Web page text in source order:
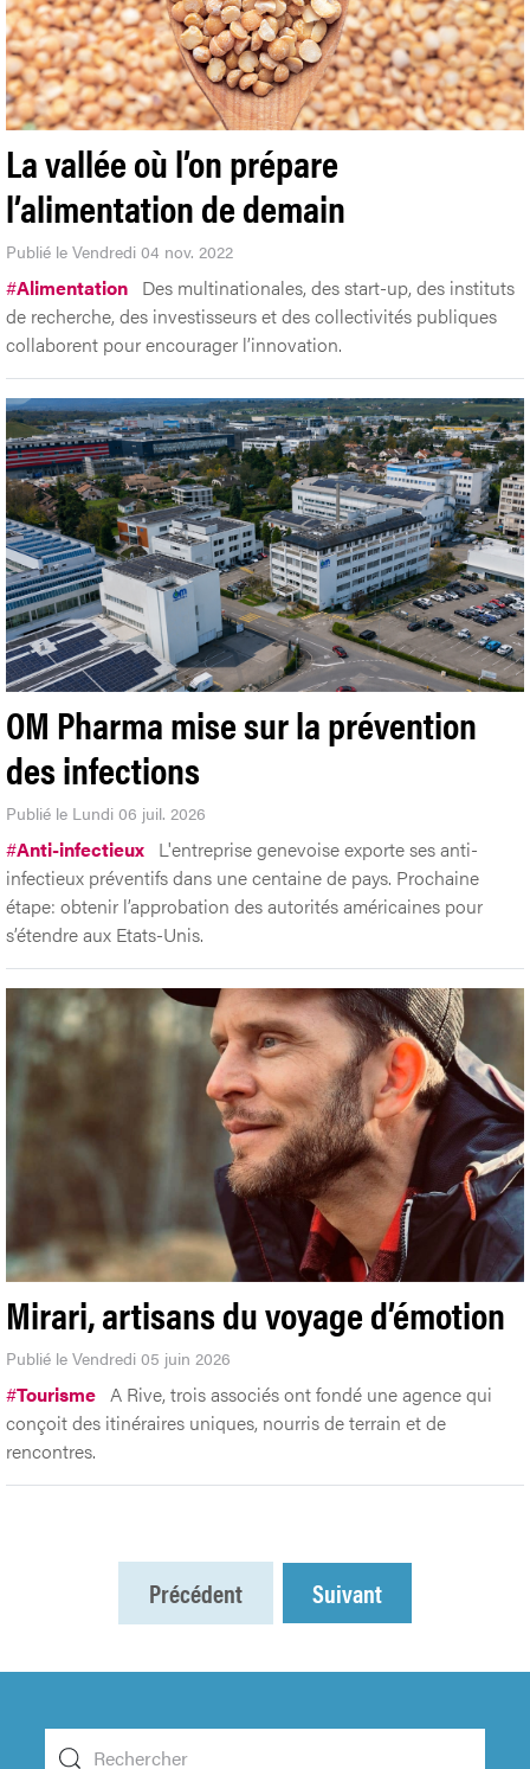
La vallée où l’on prépare
l’alimentation de demain
Publié le Vendredi 04 nov. 2022
#Alimentation Des multinationales, des start-up, des instituts
de recherche, des investisseurs et des collectivités publiques
collaborent pour encourager l’innovation.
OM Pharma mise sur la prévention
des infections
Publié le Lundi 06 juil. 2026
#Anti-infectieux L'entreprise genevoise exporte ses anti-
infectieux préventifs dans une centaine de pays. Prochaine
étape: obtenir l’approbation des autorités américaines pour
s’étendre aux Etats-Unis.
Mirari, artisans du voyage d’émotion
Publié le Vendredi 05 juin 2026
#Tourisme A Rive, trois associés ont fondé une agence qui
conçoit des itinéraires uniques, nourris de terrain et de
rencontres.
Précédent Suivant